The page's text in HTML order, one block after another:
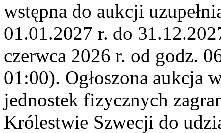
wstępna do aukcji
01.01.2027 r. do
czerwca 2026 r. od godz.
01:00). Ogłoszona aukcja
jednostek fizycznych
Królestwie Szwecji do